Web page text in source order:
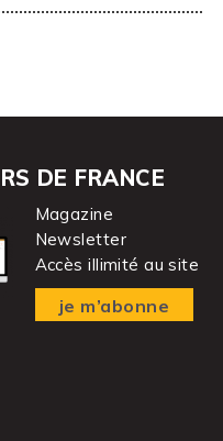
DE FRANCE
Magazine
Newsletter
Accès illimité au site
je m’abonne